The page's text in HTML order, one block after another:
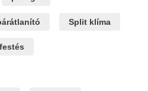
Split klíma